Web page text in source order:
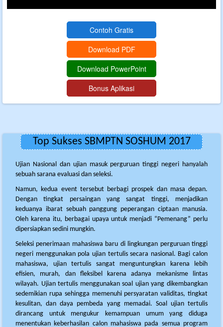
Top Sukses SBMPTN SOSHUM 2017
Ujian Nasional dan ujian masuk perguruan tinggi negeri hanyalah
sebuah sarana evaluasi dan seleksi.
Namun, kedua event tersebut berbagi prospek dan masa depan.
Dengan tingkat persaingan yang sangat tinggi, menjadikan
keduanya ibarat sebuah panggung peperangan ciptaan manusia.
Oleh karena itu, berbagai upaya untuk menjadi “Pemenang” perlu
dipersiapkan sedini mungkin.
Seleksi penerimaan mahasiswa baru di lingkungan perguruan tinggi
negeri menggunakan pola ujian tertulis secara nasional. Bagi calon
mahasiswa, ujian tertulis sangat menguntungkan karena lebih
efisien, murah, dan fleksibel karena adanya mekanisme lintas
wilayah. Ujian tertulis menggunakan soal ujian yang dikembangkan
sedemikian rupa sehingga memenuhi persyaratan validitas, tingkat
kesulitan, dan daya pembeda yang memadai. Soal ujian tertulis
dirancang untuk mengukur kemampuan umum yang diduga
menentukan keberhasilan calon mahasiswa pada semua program